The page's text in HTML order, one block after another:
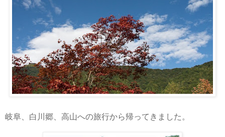
岐阜、白川郷、高山への旅行から帰ってきました。